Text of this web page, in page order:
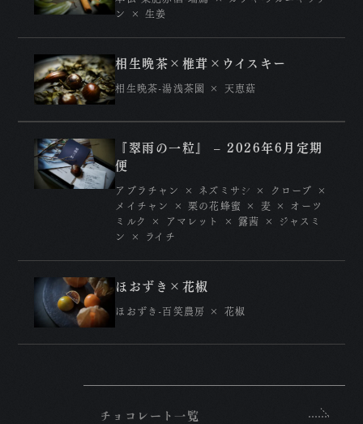
ン × 生姜
相生晩茶×椎茸×ウイスキー
相生晩茶-湯浅茶園 × 天恵菇
『翠雨の一粒』 – 2026年6月定期
便
アブラチャン × ネズミサシ × クローブ ×
メイチャン × 栗の花蜂蜜 × 麦 × オーツ
ミルク × アマレット × 露茜 × ジャスミ
ン × ライチ
ほおずき×花椒
ほおずき-百笑農房 × 花椒
チョコレート一覧